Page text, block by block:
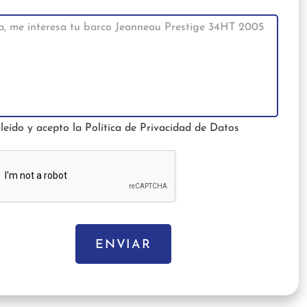
y acepto la Política de Privacidad de Datos
ENVIAR